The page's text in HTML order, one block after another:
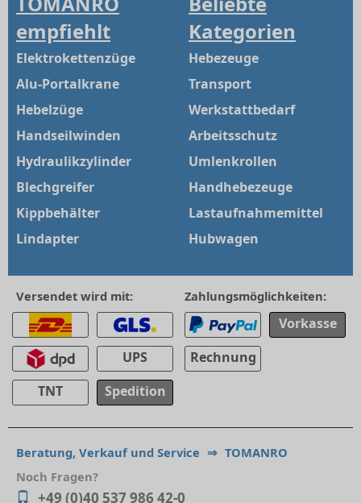
empfiehlt
Elektrokettenzüge
Alu-Portalkrane
Hebelzüge
Handseilwinden
Hydraulikzylinder
Blechgreifer
Kippbehälter
Lindapter
Kategorien
Hebezeuge
Transport
Werkstattbedarf
Arbeitsschutz
Umlenkrollen
Handhebezeuge
Lastaufnahmemittel
Hubwagen
Versendet wird mit:
UPS
TNT
Spedition
Zahlungsmöglichkeiten:
Vorkasse
Rechnung
Beratung, Verkauf und Service ⇒ TOMANRO
Noch Fragen?
+49 (0)40 537 986 42-0